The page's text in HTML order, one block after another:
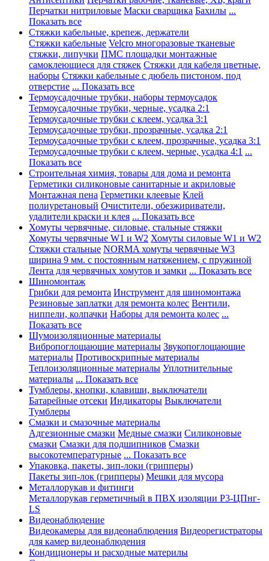
Перчатки нитриловые Маски сварщика Бахилы ...
Показать все
Стяжки кабельные, крепеж, держатели
Стяжки кабельные Velcro многоразовые тканевые
стяжки, липучки ПМС площадки монтажные
самоклеющиеся для стяжек Стяжки для кабеля цветные,
наборы Стяжки кабельные с дюбель пистоном, под
отверстие ... Показать все
Термоусадочные трубки, наборы термоусадок
Термоусадочные трубки, черные, усадка 2:1
Термоусадочные трубки с клеем, усадка 3:1
Термоусадочные трубки, прозрачные, усадка 2:1
Термоусадочные трубки с клеем, прозрачные, усадка 3:1
Термоусадочные трубки с клеем, черные, усадка 4:1 ...
Показать все
Строительная химия, товары для дома и ремонта
Герметики силиконовые санитарные и акриловые
Монтажная пена Герметики клеевые Клей
полиуретановый Очистители, обезжириватели,
удалители краски и клея ... Показать все
Хомуты червячные, силовые, стальные стяжки
Хомуты червячные W1 и W2 Хомуты силовые W1 и W2
Стяжки стальные NORMA хомуты червячные W3
ширина 9 мм. с постоянным натяжением, с пружиной
Лента для червячных хомутов и замки ... Показать все
Шиномонтаж
Грибки для ремонта Инструмент для шиномонтажа
Резиновые заплатки для ремонта колес Вентили,
ниппели, колпачки Наборы для ремонта колес ...
Показать все
Шумоизоляционные материалы
Вибропоглощающие материалы Звукопоглощающие
материалы Противоскрипные материалы
Теплоизоляционные материалы Уплотнительные
материалы ... Показать все
Тумблеры, кнопки, клавиши, выключатели
Батарейные отсеки Индикаторы Выключатели
Тумблеры
Смазки и смазочные материалы
Адгезионные смазки Медные смазки Силиконовые
смазки Смазки для подшипников Смазки
высокотемпературные ... Показать все
Упаковка, пакеты, зип-локи (грипперы)
Пакеты зип-лок (грипперы) Мешки для мусора
Металлорукав и фитинги
Металлорукав герметичный в ПВХ изоляции Р3-ЦПнг-
LS
Видеонаблюдение
Видеокамеры для видеонаблюдения Видеорегистраторы
для камер видеонаблюдения
Кондиционеры и расходные материлы